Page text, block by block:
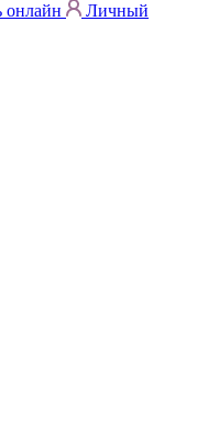
онлайн
Личный